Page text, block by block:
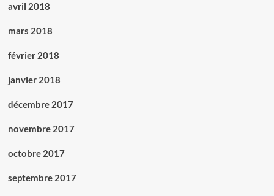
avril 2018
mars 2018
février 2018
janvier 2018
décembre 2017
novembre 2017
octobre 2017
septembre 2017